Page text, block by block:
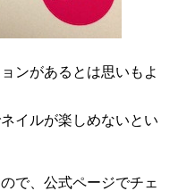
ンがあるとは思いもよ
イルが楽しめないとい
で、公式ページでチェ